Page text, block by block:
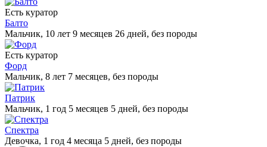
Есть куратор
Балто
Мальчик, 10 лет 9 месяцев 26 дней, без породы
Есть куратор
Форд
Мальчик, 8 лет 7 месяцев, без породы
Патрик
Мальчик, 1 год 5 месяцев 5 дней, без породы
Спектра
Девочка, 1 год 4 месяца 5 дней, без породы